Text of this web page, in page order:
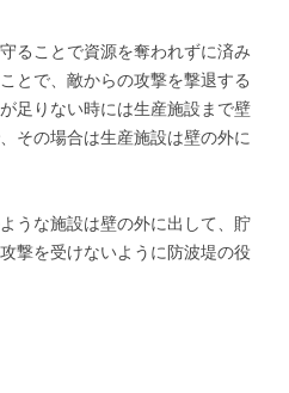
ることで資源を奪われずに済み
とで、敵からの攻撃を撃退する
足りない時には生産施設まで壁
その場合は生産施設は壁の外に
うな施設は壁の外に出して、貯
撃を受けないように防波堤の役